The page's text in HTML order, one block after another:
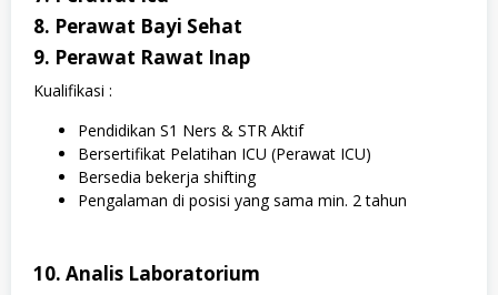
8. Perawat Bayi Sehat
9. Perawat Rawat Inap
Kualifikasi :
Pendidikan S1 Ners & STR Aktif
Bersertifikat Pelatihan ICU (Perawat ICU)
Bersedia bekerja shifting
Pengalaman di posisi yang sama min. 2 tahun
10. Analis Laboratorium